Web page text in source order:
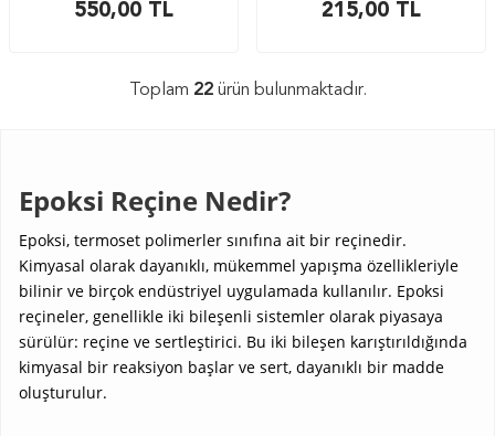
550,00 TL 215,00 TL
Toplam 22ürün bulunmaktadır.
Epoksi Reçine Nedir?
Epoksi, termoset polimerler sınıfına ait bir reçinedir.
Kimyasal olarak dayanıklı, mükemmel yapışma özellikleriyle
bilinir ve birçok endüstriyel uygulamada kullanılır. Epoksi
reçineler, genellikle iki bileşenli sistemler olarak piyasaya
sürülür: reçine ve sertleştirici. Bu iki bileşen karıştırıldığında
kimyasal bir reaksiyon başlar ve sert, dayanıklı bir madde
oluşturulur.